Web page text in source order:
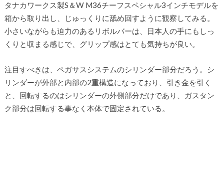
タナカワークス製S＆W M36チーフスペシャル3インチモデルを
箱から取り出し、じゅっくりに舐め回すように観察してみる。
小さいながらも迫力のあるリボルバーは、日本人の手にもしっ
くりと収まる感じで、グリップ感はとても気持ちが良い。
注目すべきは、ペガサスシステムのシリンダー部分だろう。シ
リンダーが外部と内部の2重構造になっており、引き金を引く
と、回転するのはシリンダーの外側部分だけであり、ガスタン
ク部分は回転する事なく本体で固定されている。